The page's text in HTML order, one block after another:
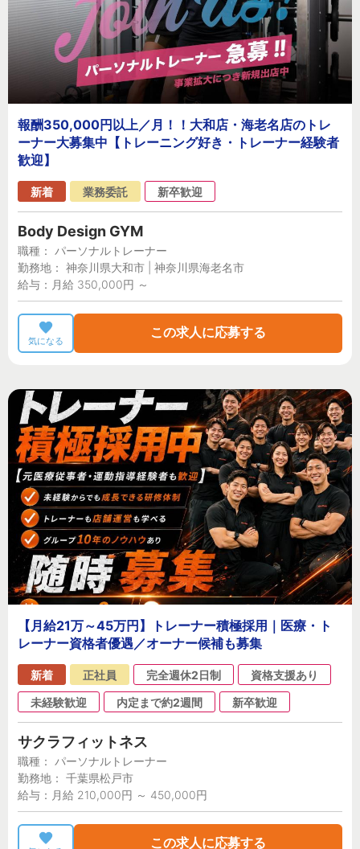
報酬350,000円以上／月！！大和店・海老名店のトレ
ーナー大募集中【トレーニング好き・トレーナー経験者
歓迎】
新着 業務委託 新卒歓迎
Body Design GYM
職種： パーソナルトレーナー
勤務地： 神奈川県大和市 | 神奈川県海老名市
給与：月給 350,000円 ～
気になる
この求人に応募する
【月給21万～45万円】トレーナー積極採用｜医療・ト
レーナー資格者優遇／オーナー候補も募集
新着 正社員 完全週休2日制
資格支援あり
未経験歓迎
内定まで約2週間 新卒歓迎
サクラフィットネス
職種： パーソナルトレーナー
勤務地： 千葉県松戸市
給与：月給 210,000円 ～ 450,000円
この求人に応募する